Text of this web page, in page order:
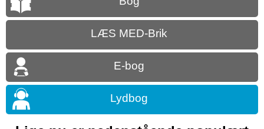
LÆS MED-Brik
E-bog
Lydbog